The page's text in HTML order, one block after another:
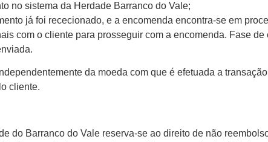
no sistema da Herdade Barranco do Vale;
já foi rececionado, e a encomenda encontra-se em
com o cliente para prosseguir com a encomenda. Fase de
da moeda com que é efetuada a
cliente.
do Barranco do Vale reserva-se ao direito de não